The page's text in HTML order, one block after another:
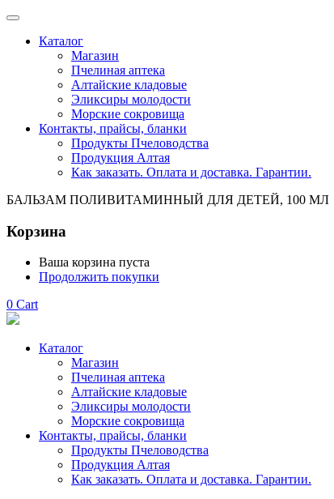
Каталог
Магазин
Пчелиная аптека
Алтайские кладовые
Эликсиры молодости
Морские сокровища
Контакты, прайсы, бланки
Продукты Пчеловодства
Продукция Алтая
Как заказать. Оплата и доставка. Гарантии.
БАЛЬЗАМ ПОЛИВИТАМИННЫЙ ДЛЯ ДЕТЕЙ, 100 МЛ
Корзина
Ваша корзина пуста
Продолжить покупки
0 Cart
Каталог
Магазин
Пчелиная аптека
Алтайские кладовые
Эликсиры молодости
Морские сокровища
Контакты, прайсы, бланки
Продукты Пчеловодства
Продукция Алтая
Как заказать. Оплата и доставка. Гарантии.